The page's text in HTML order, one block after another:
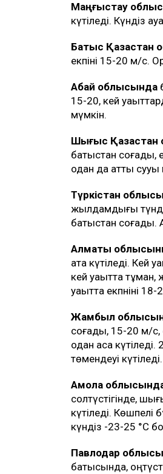
Маңғыстау
күтіледі. Күндіз
Батыс
екпіні 15-20 м/с.
Абай облысында
15-20, кей
мүмкін.
Шығыс
батыстан соғады,
одан да қатты сууы
Түркістан
жылдамдығы түнде
батыстан соғады.
Алматы
қатқақ күтіледі.
кей уақытта тұман,
уақытта екпніні
Жамбыл
соғады, 15-20 м/с,
одан аса күтіледі.
төмендеуі
Ақмола
солтүстігінде,
күтіледі. Көшпелі
күндіз -23-25 °C
Павлодар
батысында,